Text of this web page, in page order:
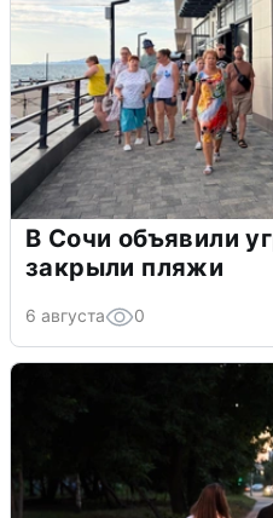
В Сочи объявили
закрыли пляжи
6 августа 0